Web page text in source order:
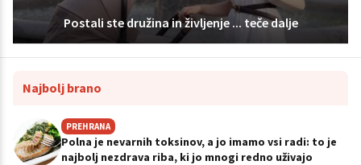
Postali ste družina in življenje ... teče dalje
Najbolj brano
PREHRANA
Polna je nevarnih toksinov, a jo imamo vsi radi: to je
najbolj nezdrava riba, ki jo mnogi redno uživajo